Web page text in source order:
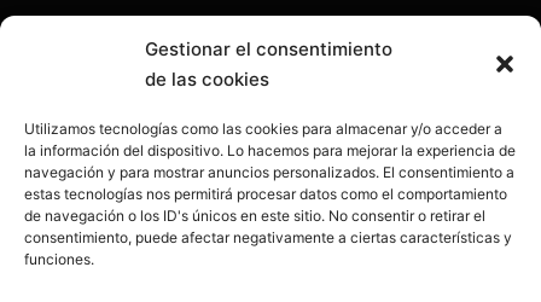
Gestionar el consentimiento
de las cookies
Utilizamos tecnologías como las cookies para almacenar y/o acceder a
la información del dispositivo. Lo hacemos para mejorar la experiencia de
navegación y para mostrar anuncios personalizados. El consentimiento a
estas tecnologías nos permitirá procesar datos como el comportamiento
de navegación o los ID's únicos en este sitio. No consentir o retirar el
consentimiento, puede afectar negativamente a ciertas características y
funciones.
🎙️ OJO 2: Canal Audio
(Indexación)
La IA transcribe tu voz en
milisegundos.Busca palabras
clave técnicas: «acero
inoxidable», «8KW»,